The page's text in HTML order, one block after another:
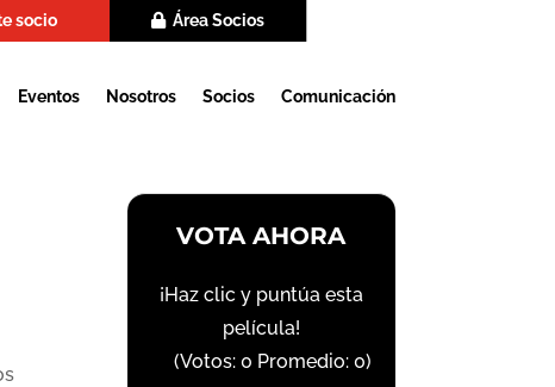
socio Área Socios
Eventos Nosotros Socios Comunicación
VOTA AHORA
¡Haz clic y puntúa esta
película!
(Votos:0 Promedio:0)